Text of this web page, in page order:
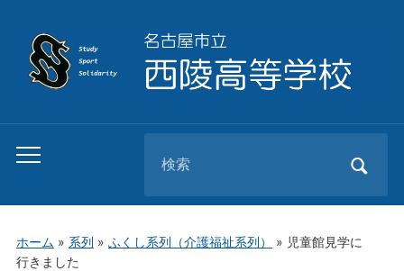
Toggle
menu
for:
ホーム » 系列 » ふくし系列（介護福祉系列） » 児童館見学に
行きました